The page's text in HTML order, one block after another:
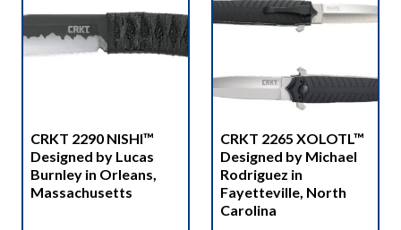
CRKT 2290 NISHI™
Designed by Lucas
Burnley in Orleans,
Massachusetts
CRKT 2265 XOLOTL™
Designed by Michael
Rodriguez in
Fayetteville, North
Carolina